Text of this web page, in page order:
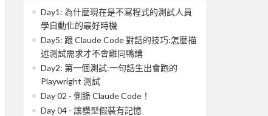
Day1: 為什麼現在是不寫程式的測試人員
學自動化的最好時機
Day5: 跟 Claude Code 對話的技巧:怎麼描
述測試需求才不會雞同鴨講
Day2: 第一個測試:一句話生出會跑的
Playwright 測試
Day 02 - 側錄 Claude Code！
Day 04 - 讓模型假裝有記憶